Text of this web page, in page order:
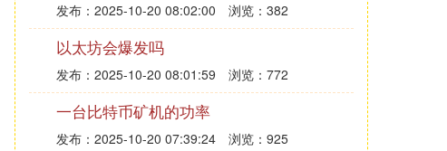
发布：2025-10-20 08:02:00 浏览：382
以太坊会爆发吗
发布：2025-10-20 08:01:59 浏览：772
一台比特币矿机的功率
发布：2025-10-20 07:39:24 浏览：925